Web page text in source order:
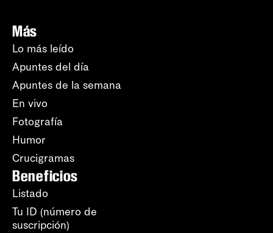
Más
Lo más leído
Apuntes del día
Apuntes de la semana
En vivo
Fotografía
Humor
Crucigramas
Beneficios
Listado
Tu ID (número de
suscripción)